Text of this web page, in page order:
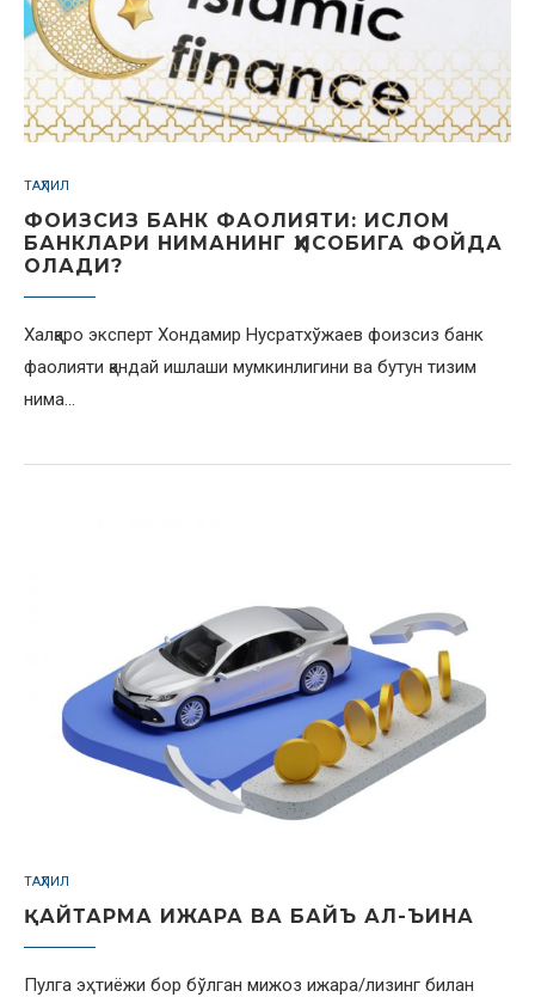
ТАҲЛИЛ
ФОИЗСИЗ БАНК ФАОЛИЯТИ: ИСЛОМ
БАНКЛАРИ НИМАНИНГ ҲИСОБИГА ФОЙДА
ОЛАДИ?
Халқаро эксперт Хондамир Нусратхўжаев фоизсиз банк
фаолияти қандай ишлаши мумкинлигини ва бутун тизим
нима…
ТАҲЛИЛ
ҚАЙТАРМА ИЖАРА ВА БАЙЪ АЛ-ЪИНА
Пулга эҳтиёжи бор бўлган мижоз ижара/лизинг билан